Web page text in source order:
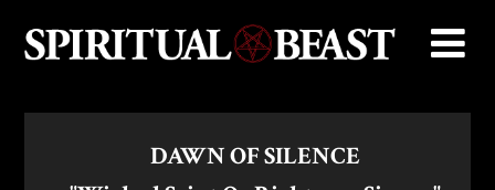
DAWN OF SILENCE